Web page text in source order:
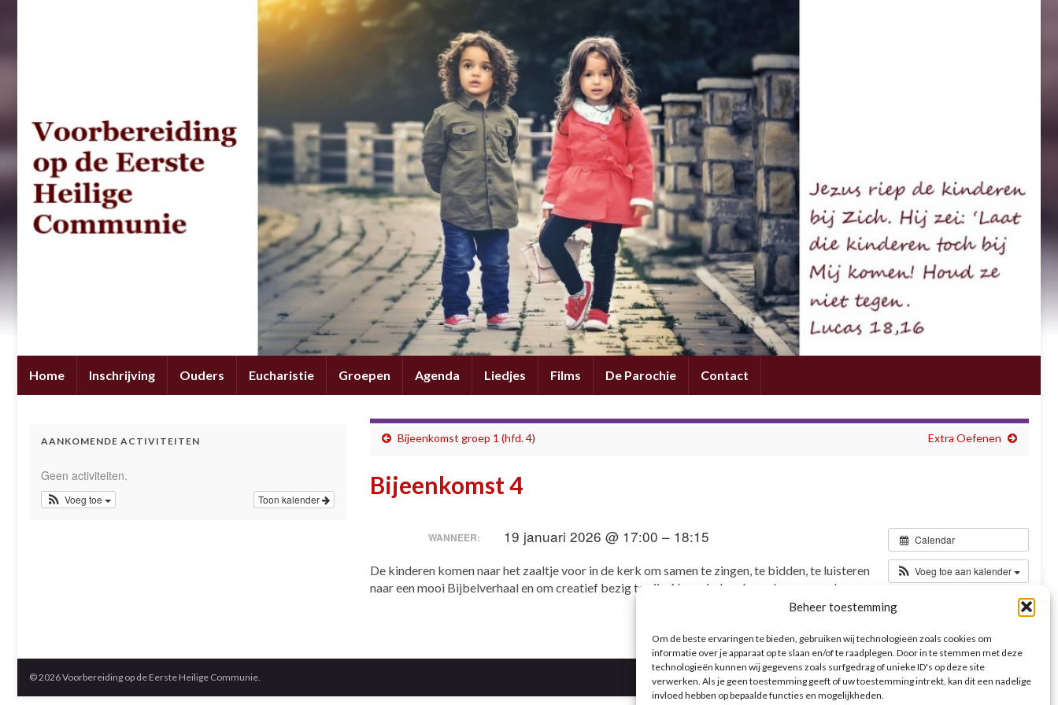
Beheer toestemming
Om de beste ervaringen te bieden, gebruiken wij technologieën zoals cookies om
informatie over je apparaat op te slaan en/of te raadplegen. Door in te stemmen met deze
technologieën kunnen wij gegevens zoals surfgedrag of unieke ID's op deze site
verwerken. Als je geen toestemming geeft of uw toestemming intrekt, kan dit een nadelige
invloed hebben op bepaalde functies en mogelijkheden.
Home Inschrijving Ouders Eucharistie Groepen Agenda Liedjes Films De Parochie Contact
Bijeenkomst groep 1 (hfd. 4) Extra Oefenen
Bijeenkomst 4
Calendar
Voeg toe aan kalender
WANNEER: 19 januari 2026 @ 17:00 – 18:15
De kinderen komen naar het zaaltje voor in de kerk om samen te zingen, te bidden, te luisteren
naar een mooi Bijbelverhaal en om creatief bezig te zijn. Neem iedere keer de map mee!
AANKOMENDE ACTIVITEITEN
Geen activiteiten.
Toon kalender
Voeg toe
© 2026 Voorbereiding op de Eerste Heilige Communie.